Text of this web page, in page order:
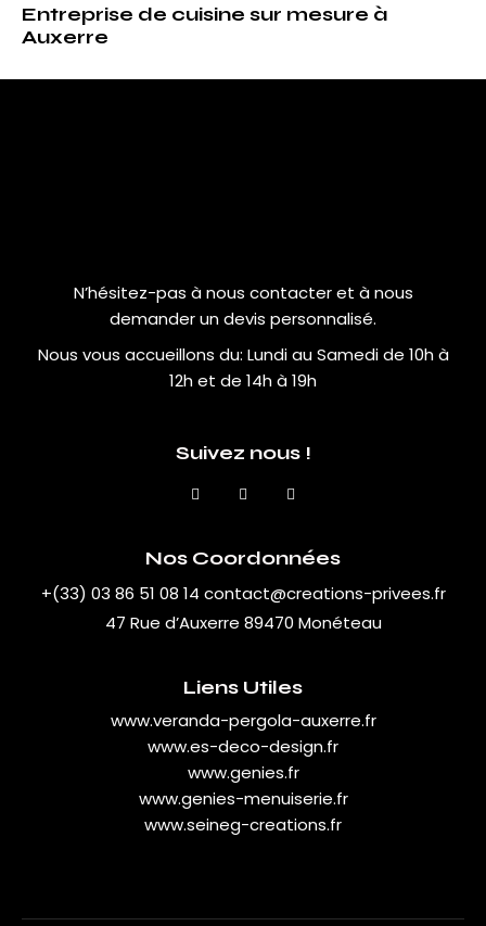
Entreprise de cuisine sur mesure à
Auxerre
N’hésitez-pas à nous contacter et à nous
demander un devis personnalisé.
Nous vous accueillons du: Lundi au Samedi de 10h à
12h et de 14h à 19h
Suivez nous !
Nos Coordonnées
+(33) 03 86 51 08 14 contact@creations-privees.fr
47 Rue d’Auxerre 89470 Monéteau
Liens Utiles
www.veranda-pergola-auxerre.fr
www.es-deco-design.fr
www.genies.fr
www.genies-menuiserie.fr
www.seineg-creations.fr